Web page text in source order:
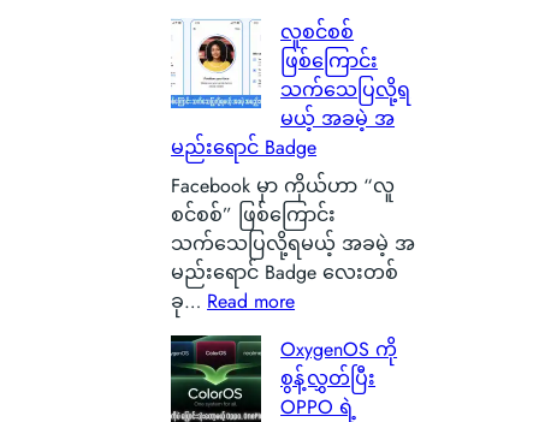
w
မြို့
ကေ
ာ
င်
း
က
င်
ပေ
ါ်
မှ
ာ
l
i
o
n
C
a
r
b
o
n
B
a
လူစင်စစ်
ဖြစ်ကြောင်း
သက်သေပြလို့ရ
မယ့် အခမဲ့ အ
မည်းရောင် Badge
Facebook မှာ ကိုယ်ဟာ “လူ
စင်စစ်” ဖြစ်ကြောင်း
သက်သေပြလို့ရမယ့် အခမဲ့ အ
မည်းရောင် Badge လေးတစ်
ခု… Read more:
စ
င်
စ
OxygenOS ကို
စွန့်လွှတ်ပြီး
OPPO ရဲ့